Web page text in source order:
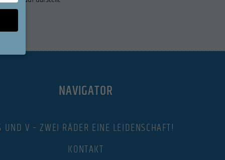
NAVIGATOR
UND V – ZWEI RÄDER EINE LEIDENSCHAFT!
KONTAKT
Sie